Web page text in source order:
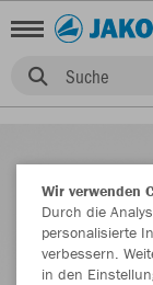
Suche
Wir verwenden
Durch die
personalisierte
verbessern.
in den